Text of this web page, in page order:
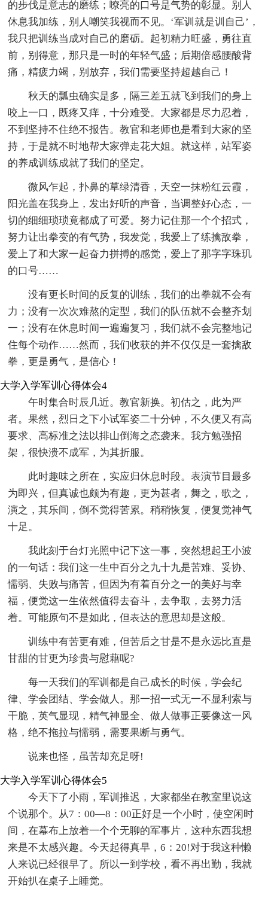
的步伐是意志的磨练；嘹亮的口号是气势的彰显。别人
休息我加练，别人嘲笑我视而不见。‘军训就是训自己’，
我只把训练当成对自己的磨砺。起初精力旺盛，勇往直
前，别得意，那只是一时的年轻气盛；后期倍感腰酸背
痛，精疲力竭，别放弃，我们需要坚持超越自己！
秋天的瓢虫确实是多，隔三差五就飞到我们的身上
咬上一口，既疼又痒，十分难受。大家都是尽力忍着，
不到坚持不住绝不报告。教官和老师也是看到大家的坚
持，于是就不时地帮大家弹走花大姐。就这样，站军姿
的养成训练成就了我们的坚定。
微风乍起，扑鼻的草绿清香，天空一抹粉红云霞，
阳光盖在我身上，发出好听的声音，当调整好心态，一
切的细细琐琐竟都成了可爱。努力记住那一个个招式，
努力让出拳变的有气势，我发觉，我爱上了练擒敌拳，
爱上了和大家一起奋力拼搏的感觉，爱上了那字字珠玑
的口号……
没有更长时间的反复的训练，我们的出拳就不会有
力；没有一次次难熬的定型，我们的队伍就不会整齐划
一；没有在休息时间一遍遍复习，我们就不会完整地记
住每个动作……然而，我们收获的并不仅仅是一套擒敌
拳，更是勇气，是信心！
大学入学军训心得体会4
午时集合时辰几近。教官新换。初估之，此为严
者。果然，烈日之下小试军姿二十分钟，不久便又有高
要求、高标准之法以排山倒海之态袭来。我方勉强招
架，很快溃不成军，为其折服。
此时趣味之所在，实应归休息时段。表演节目最多
为即兴，但真诚也颇为有趣，更为甚者，舞之，歌之，
演之，其乐间，倒不觉得苦累。稍稍恢复，便复觉神气
十足。
我此刻于台灯光照中记下这一事，突然想起王小波
的一句话：我们这一生中百分之九十九是苦难、妥协、
懦弱、失败与痛苦，但因为有着百分之一的美好与幸
福，便觉这一生依然值得去奋斗，去争取，去努力活
着。可能原句不是如此，但表达的意思却是这般。
训练中有苦更有难，但苦后之甘是不是永远比直是
甘甜的甘更为珍贵与慰藉呢?
每一天我们的军训都是自己成长的时候，学会纪
律、学会团结、学会做人。那一招一式无一不显利索与
干脆，英气显现，精气神显全、做人做事正要像这一风
格，绝不拖拉与懦弱，需要果断与勇气。
说来也怪，虽苦却充足呀!
大学入学军训心得体会5
今天下了小雨，军训推迟，大家都坐在教室里说这
个说那个。从7：00—8：00正好是一个小时，使空闲时
间，在幕布上放着一个个无聊的军事片，这种东西我想
来是不太感兴趣。今天起得真早，6：20!对于我这种懒
人来说已经很早了。所以一到学校，看不再出勤，我就
开始扒在桌子上睡觉。